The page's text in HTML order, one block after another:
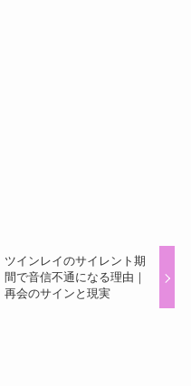
ツインレイのサイレント期
間で音信不通になる理由｜
再会のサインと現実